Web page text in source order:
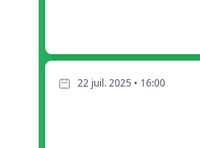
22 juil. 2025 • 16:00